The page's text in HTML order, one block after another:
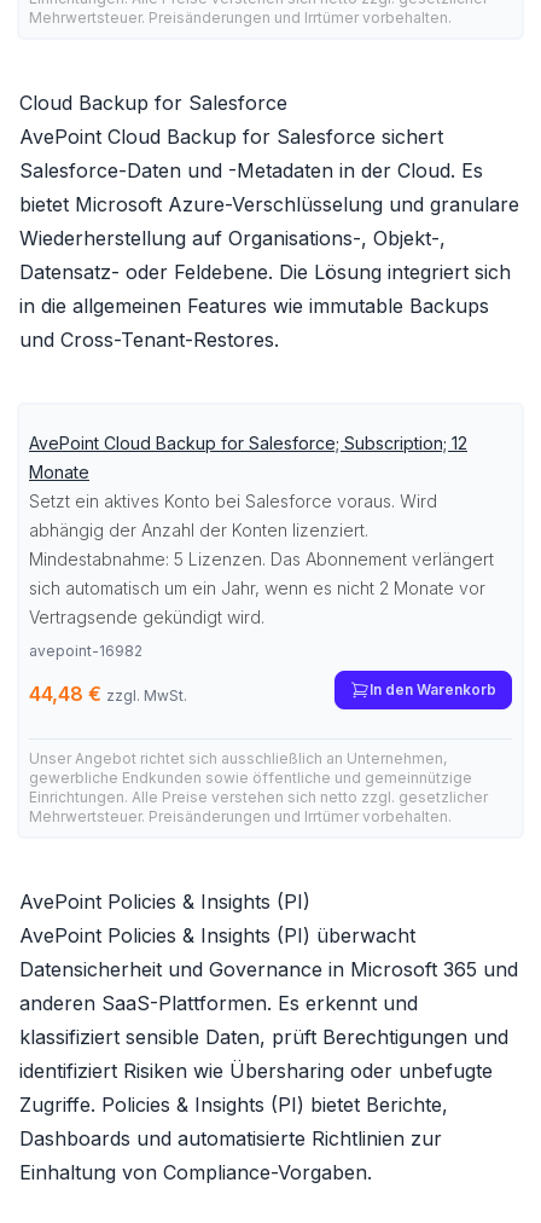
Mehrwertsteuer. Preisänderungen und Irrtümer vorbehalten.
Cloud Backup for Salesforce
AvePoint Cloud Backup for Salesforce sichert
Salesforce-Daten und -Metadaten in der Cloud. Es
bietet Microsoft Azure-Verschlüsselung und granulare
Wiederherstellung auf Organisations-, Objekt-,
Datensatz- oder Feldebene. Die Lösung integriert sich
in die allgemeinen Features wie immutable Backups
und Cross-Tenant-Restores.
AvePoint Cloud Backup for Salesforce; Subscription; 12
Monate
Setzt ein aktives Konto bei Salesforce voraus. Wird
abhängig der Anzahl der Konten lizenziert.
Mindestabnahme: 5 Lizenzen. Das Abonnement verlängert
sich automatisch um ein Jahr, wenn es nicht 2 Monate vor
Vertragsende gekündigt wird.
avepoint-16982
44,48 € zzgl. MwSt. In den Warenkorb
Unser Angebot richtet sich ausschließlich an Unternehmen,
gewerbliche Endkunden sowie öffentliche und gemeinnützige
Einrichtungen. Alle Preise verstehen sich netto zzgl. gesetzlicher
Mehrwertsteuer. Preisänderungen und Irrtümer vorbehalten.
AvePoint Policies & Insights (PI)
AvePoint Policies & Insights (PI) überwacht
Datensicherheit und Governance in Microsoft 365 und
anderen SaaS-Plattformen. Es erkennt und
klassifiziert sensible Daten, prüft Berechtigungen und
identifiziert Risiken wie Übersharing oder unbefugte
Zugriffe. Policies & Insights (PI) bietet Berichte,
Dashboards und automatisierte Richtlinien zur
Einhaltung von Compliance-Vorgaben.